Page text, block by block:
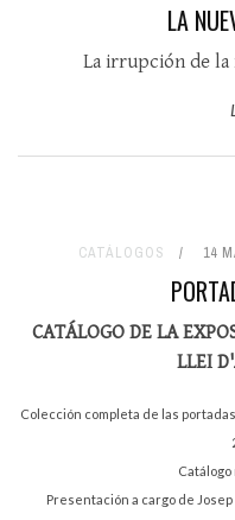
LA
La irrupción de la
CATÁLOGOS 14
CATÁLOGO DE LA
LLEI
Colección completa de las
Catálogo
Presentación a cargo de